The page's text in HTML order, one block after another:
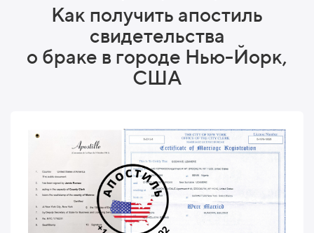
Как получить апостиль
свидетельства
о браке в городе Нью-Йорк,
США